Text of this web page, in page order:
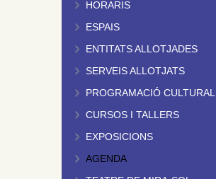
HORARIS
ESPAIS
ENTITATS ALLOTJADES
SERVEIS ALLOTJATS
PROGRAMACIÓ CULTURAL
CURSOS I TALLERS
EXPOSICIONS
AGENDA